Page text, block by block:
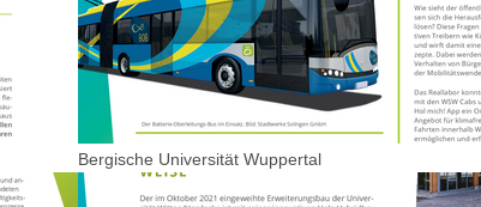
Bergische Universität Wuppertal